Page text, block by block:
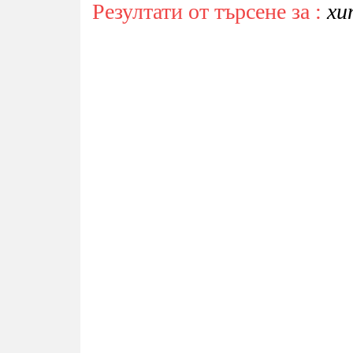
Резултати от търсене за :